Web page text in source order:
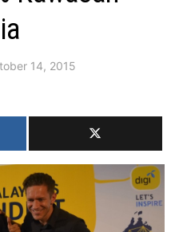
14, 2015